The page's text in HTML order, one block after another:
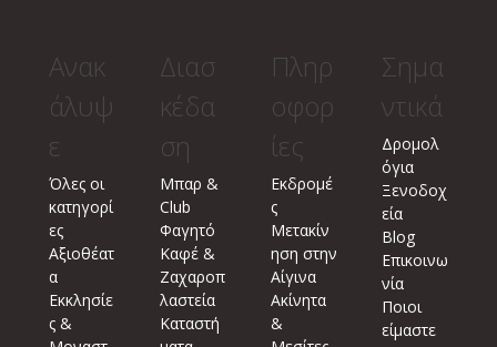
Ανακ
άλυψ
ε
Όλες οι
κατηγορί
ες
Αξιοθέατ
α
Εκκλησίε
ς &
Διασ
κέδα
ση
Μπαρ &
Club
Φαγητό
Καφέ &
Ζαχαροπ
λαστεία
Καταστή
Πληρ
οφορ
ίες
Εκδρομέ
ς
Μετακίν
ηση στην
Αίγινα
Ακίνητα
&
Σημα
ντικά
Δρομολ
όγια
Ξενοδοχ
εία
Blog
Επικοινω
νία
Ποιοι
είμαστε